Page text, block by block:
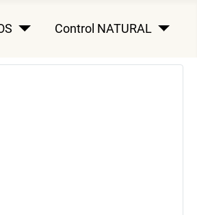
Control NATURAL